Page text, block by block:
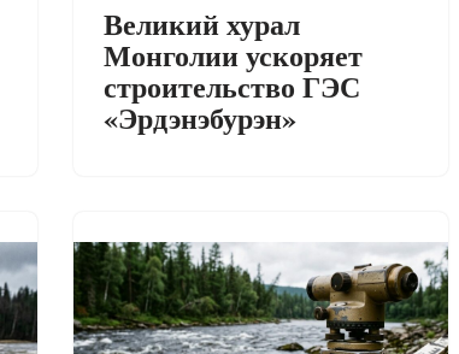
Великий хурал
Монголии ускоряет
строительство ГЭС
«Эрдэнэбурэн»